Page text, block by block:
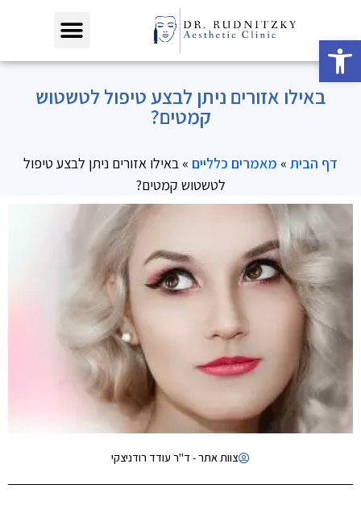
פתח סרגל נגישות
באילו אזורים ניתן לבצע טיפול לטשטוש
קמטים?
דף הבית » מאמרים כלליים » באילו אזורים ניתן לבצע טיפול
לטשטוש קמטים?
צוות אתר - ד"ר עודד רודניצקי